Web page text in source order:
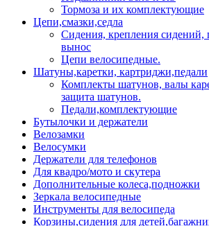
Тормоза и их комплектующие
Цепи,смазки,седла
Сидения, крепления
вынос
Цепи велосипедные.
Шатуны,каретки, картриджи,педали
Комплекты шатунов, валы
защита шатунов.
Педали,комплектующие
Бутылочки и держатели
Велозамки
Велосумки
Держатели для телефонов
Для квадро/мото и скутера
Дополнительные колеса,подножки
Зеркала велосипедные
Инструменты для велосипеда
Корзины,сидения для